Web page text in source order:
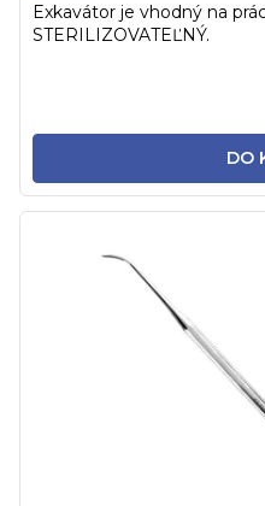
DO
Exkavátor je vhodný na
STERILIZOVATEĽNÝ.